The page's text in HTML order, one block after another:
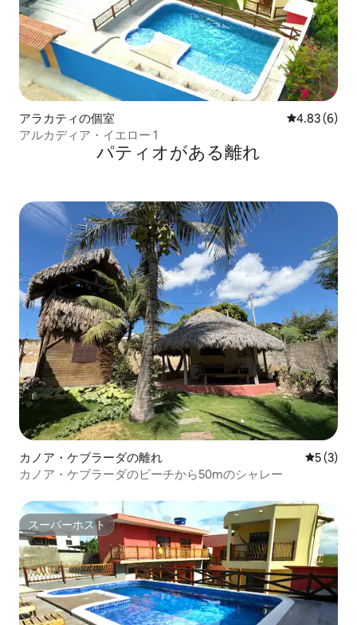
アラカティの個室 レビュー6
4.83 (6)
アルカディア・イエロー 1
パティオがある離れ
カノア・ケブラーダの離れ レビュー
5 (3)
カノア・ケブラーダのビーチから50mのシャレー
スーパーホスト
スーパーホスト